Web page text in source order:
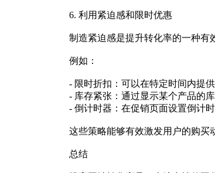
6. 利用紧迫感和限时优惠
制造紧迫感是提升转化率的一种有
例如：
- 限时折扣：可以在特定时间内提
- 库存紧张：通过显示某个产品的
- 倒计时器：在促销页面设置倒计
这些策略能够有效激发用户的购买
总结